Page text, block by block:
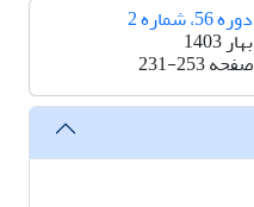
دوره 56، شماره 2
بهار 1403
صفحه231-253